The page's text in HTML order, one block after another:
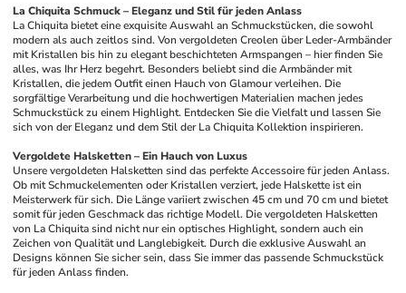
La Chiquita Schmuck – Eleganz und Stil für jeden Anlass
La Chiquita bietet eine exquisite Auswahl an Schmuckstücken, die sowohl
modern als auch zeitlos sind. Von vergoldeten Creolen über Leder-Armbänder
mit Kristallen bis hin zu elegant beschichteten Armspangen – hier finden Sie
alles, was Ihr Herz begehrt. Besonders beliebt sind die Armbänder mit
Kristallen, die jedem Outfit einen Hauch von Glamour verleihen. Die
sorgfältige Verarbeitung und die hochwertigen Materialien machen jedes
Schmuckstück zu einem Highlight. Entdecken Sie die Vielfalt und lassen Sie
sich von der Eleganz und dem Stil der La Chiquita Kollektion inspirieren.
Vergoldete Halsketten – Ein Hauch von Luxus
Unsere vergoldeten Halsketten sind das perfekte Accessoire für jeden Anlass.
Ob mit Schmuckelementen oder Kristallen verziert, jede Halskette ist ein
Meisterwerk für sich. Die Länge variiert zwischen 45 cm und 70 cm und bietet
somit für jeden Geschmack das richtige Modell. Die vergoldeten Halsketten
von La Chiquita sind nicht nur ein optisches Highlight, sondern auch ein
Zeichen von Qualität und Langlebigkeit. Durch die exklusive Auswahl an
Designs können Sie sicher sein, dass Sie immer das passende Schmuckstück
für jeden Anlass finden.